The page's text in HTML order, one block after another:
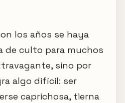
los años se haya
de culto para muchos
sino por
algo difícil: ser
caprichosa, tierna